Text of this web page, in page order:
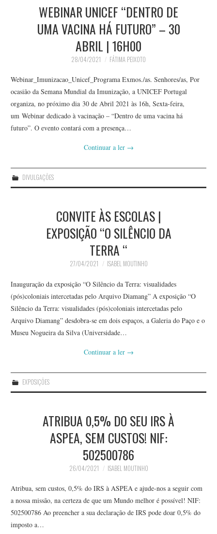
WEBINAR UNICEF “DENTRO DE
UMA VACINA HÁ FUTURO” – 30
ABRIL | 16H00
28/04/2021 FÁTIMA PEIXOTO
Webinar_Imunizacao_Unicef_Programa Exmos./as. Senhores/as, Por
ocasião da Semana Mundial da Imunização, a UNICEF Portugal
organiza, no próximo dia 30 de Abril 2021 às 16h, Sexta-feira,
um Webinar dedicado à vacinação – “Dentro de uma vacina há
futuro”. O evento contará com a presença…
Continuar a ler →
DIVULGAÇÕES
CONVITE ÀS ESCOLAS |
EXPOSIÇÃO “O SILÊNCIO DA
TERRA “
27/04/2021 ISABEL MOUTINHO
Inauguração da exposição “O Silêncio da Terra: visualidades
(pós)coloniais intercetadas pelo Arquivo Diamang” A exposição “O
Silêncio da Terra: visualidades (pós)coloniais intercetadas pelo
Arquivo Diamang” desdobra-se em dois espaços, a Galeria do Paço e o
Museu Nogueira da Silva (Universidade…
Continuar a ler →
EXPOSIÇÕES
ATRIBUA 0,5% DO SEU IRS À
ASPEA, SEM CUSTOS! NIF:
502500786
26/04/2021 ISABEL MOUTINHO
Atribua, sem custos, 0,5% do IRS à ASPEA e ajude-nos a seguir com
a nossa missão, na certeza de que um Mundo melhor é possível! NIF:
502500786 Ao preencher a sua declaração de IRS pode doar 0,5% do
imposto a…